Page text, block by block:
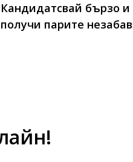
Кандидатсвай бързо
получи парите